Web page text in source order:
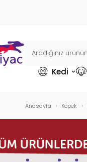
Kedi
Anasayfa Köpek